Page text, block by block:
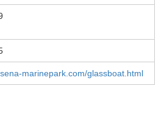
marinepark.com/glassboat.html